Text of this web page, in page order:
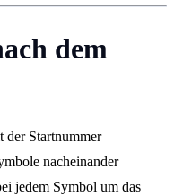
dem
der Startnummer
nacheinander
jedem Symbol um das